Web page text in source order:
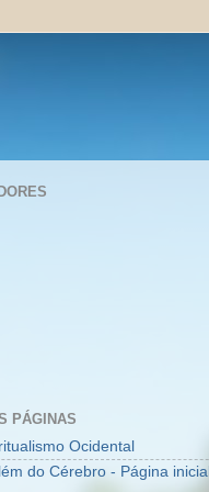
PÁGINAS
Ocidental
do Cérebro - Página inicial